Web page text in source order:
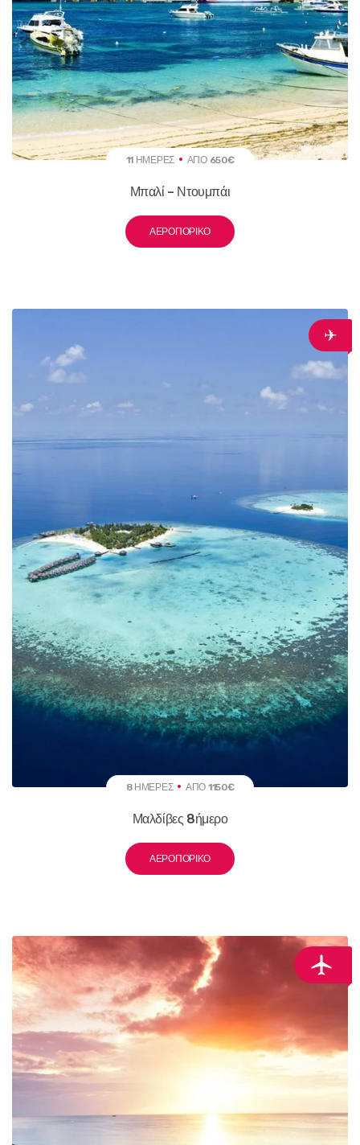
11 ΗΜΈΡΕΣ ΑΠΌ 650€
Μπαλί – Ντουμπάι
ΑΕΡΟΠΟΡΙΚΌ
✈
8 ΗΜΈΡΕΣ ΑΠΌ 1150€
Μαλδίβες 8ήμερο
ΑΕΡΟΠΟΡΙΚΌ